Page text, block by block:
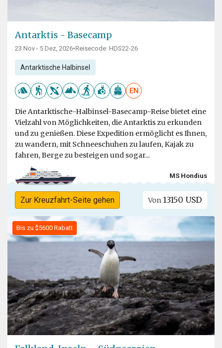
Antarktis - Basecamp
23 Nov - 5 Dez, 2026•Reisecode: HDS22-26
Antarktische Halbinsel
EN
Die Antarktische-Halbinsel-Basecamp-Reise bietet eine
Vielzahl von Möglichkeiten, die Antarktis zu erkunden
und zu genießen. Diese Expedition ermöglicht es Ihnen,
zu wandern, mit Schneeschuhen zu laufen, Kajak zu
fahren, Berge zu besteigen und sogar...
MS Hondius
Zur Kreuzfahrt-Seite gehen Von 13150 USD
Bis zu $5600 Rabatt